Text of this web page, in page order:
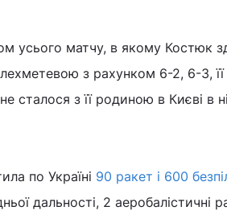
усього матчу, в якому Костюк
з рахунком 6-2, 6-3, її
сталося з її родиною в Києві в
по Україні 90 ракет і 600
дальності, 2 аеробалістичні